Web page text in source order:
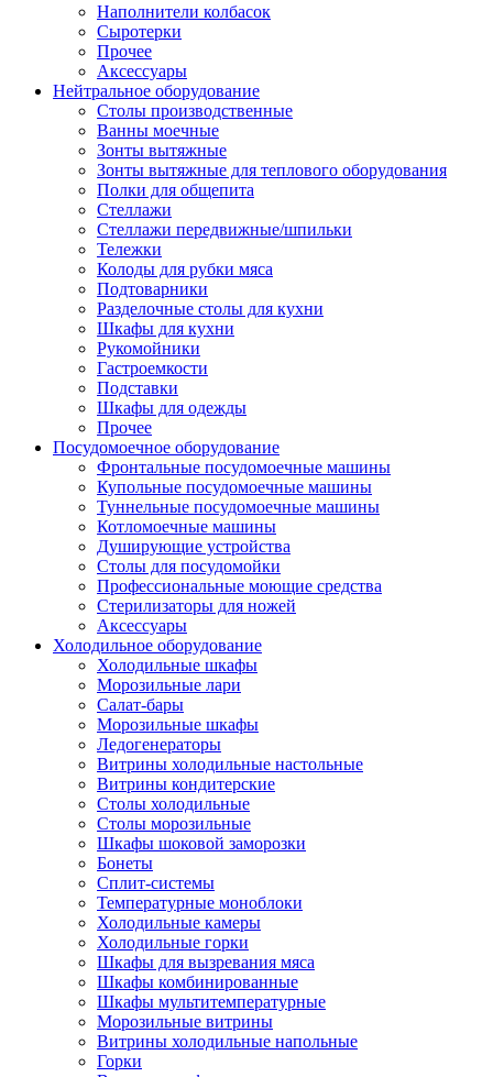
Наполнители колбасок
Сыротерки
Прочее
Аксессуары
Нейтральное оборудование
Столы производственные
Ванны моечные
Зонты вытяжные
Зонты вытяжные для теплового оборудования
Полки для общепита
Стеллажи
Стеллажи передвижные/шпильки
Тележки
Колоды для рубки мяса
Подтоварники
Разделочные столы для кухни
Шкафы для кухни
Рукомойники
Гастроемкости
Подставки
Шкафы для одежды
Прочее
Посудомоечное оборудование
Фронтальные посудомоечные машины
Купольные посудомоечные машины
Туннельные посудомоечные машины
Котломоечные машины
Душирующие устройства
Столы для посудомойки
Профессиональные моющие средства
Стерилизаторы для ножей
Аксессуары
Холодильное оборудование
Холодильные шкафы
Морозильные лари
Салат-бары
Морозильные шкафы
Ледогенераторы
Витрины холодильные настольные
Витрины кондитерские
Столы холодильные
Столы морозильные
Шкафы шоковой заморозки
Бонеты
Сплит-системы
Температурные моноблоки
Холодильные камеры
Холодильные горки
Шкафы для вызревания мяса
Шкафы комбинированные
Шкафы мультитемпературные
Морозильные витрины
Витрины холодильные напольные
Горки